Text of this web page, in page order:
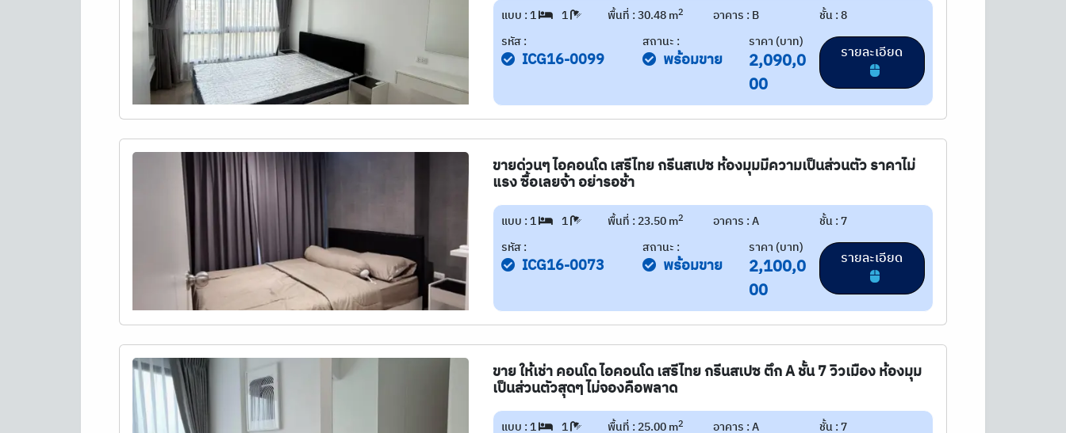
แบบ : 1 1 พื้นที่ : 30.48 m2 อาคาร : B
ชั้น : 8
รหัส :
ICG16-0099
สถานะ :
พร้อมขาย
ราคา (บาท)
2,090,0
00
ขายด่วนๆ ไอคอนโด เสรีไทย กรีนสเปซ ห้องมุมมีความเป็นส่วนตัว ราคาไม่
แรง ซื้อเลยจ้า อย่ารอช้า
แบบ : 1 1 พื้นที่ : 23.50 m2 อาคาร : A
ชั้น : 7
รหัส :
ICG16-0073
สถานะ :
พร้อมขาย
ราคา (บาท)
2,100,0
00
ขาย ให้เช่า คอนโด ไอคอนโด เสรีไทย กรีนสเปซ ตึก A ชั้น 7 วิวเมือง ห้องมุม
เป็นส่วนตัวสุดๆ ไม่จองคือพลาด
แบบ : 1 1 พื้นที่ : 25.00 m2 อาคาร : A ชั้น : 7